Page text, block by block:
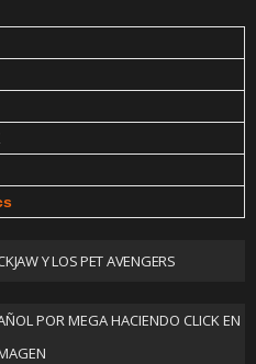
Y LOS PET AVENGERS
POR MEGA HACIENDO CLICK EN